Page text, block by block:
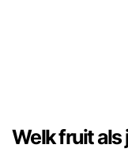
Welk fruit als